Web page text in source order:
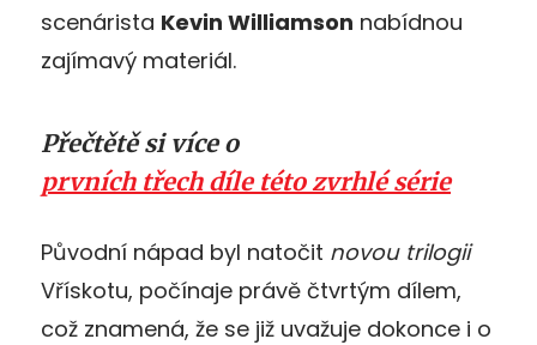
scenárista Kevin Williamson nabídnou
zajímavý materiál.
Přečtětě si více o
prvních třech díle této zvrhlé série
Původní nápad byl natočit novou trilogii
Vřískotu, počínaje právě čtvrtým dílem,
což znamená, že se již uvažuje dokonce i o